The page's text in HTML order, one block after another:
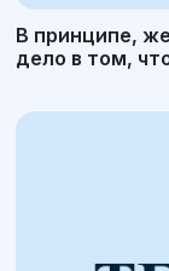
В принципе,
дело в том,